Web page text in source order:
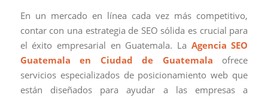
En un mercado en línea cada vez más competitivo,
contar con una estrategia de SEO sólida es crucial para
el éxito empresarial en Guatemala. La Agencia SEO
Guatemala en Ciudad de Guatemala ofrece
servicios especializados de posicionamiento web que
están diseñados para ayudar a las empresas a